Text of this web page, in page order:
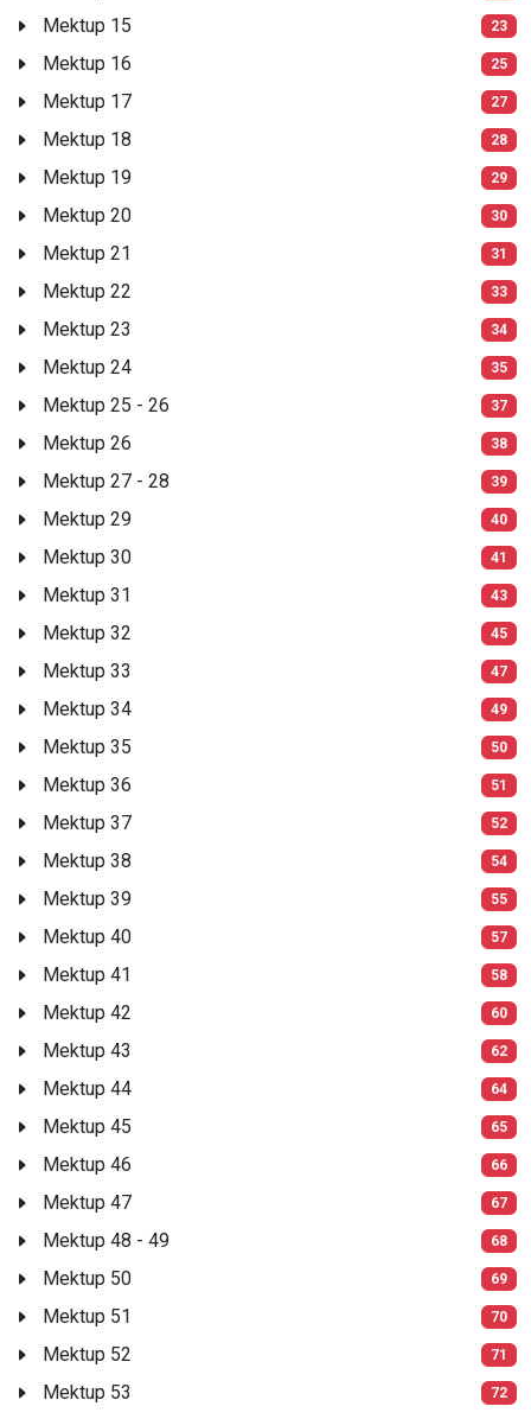
Mektup 15 23
Mektup 16 25
Mektup 17 27
Mektup 18 28
Mektup 19 29
Mektup 20 30
Mektup 21 31
Mektup 22 33
Mektup 23 34
Mektup 24 35
Mektup 25 - 26 37
Mektup 26 38
Mektup 27 - 28 39
Mektup 29 40
Mektup 30 41
Mektup 31 43
Mektup 32 45
Mektup 33 47
Mektup 34 49
Mektup 35 50
Mektup 36 51
Mektup 37 52
Mektup 38 54
Mektup 39 55
Mektup 40 57
Mektup 41 58
Mektup 42 60
Mektup 43 62
Mektup 44 64
Mektup 45 65
Mektup 46 66
Mektup 47 67
Mektup 48 - 49 68
Mektup 50 69
Mektup 51 70
Mektup 52 71
Mektup 53 72